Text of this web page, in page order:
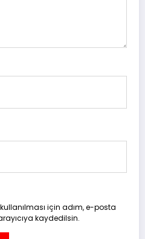
için adım, e-posta
kaydedilsin.